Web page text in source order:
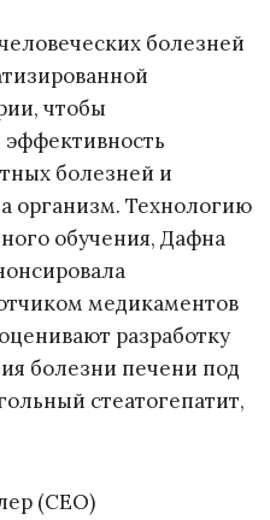
болезней
чтобы
болезней и
организм. Технологию
обучения, Дафна
медикаментов
разработку
болезни печени под
стеатогепатит,
(CEO)